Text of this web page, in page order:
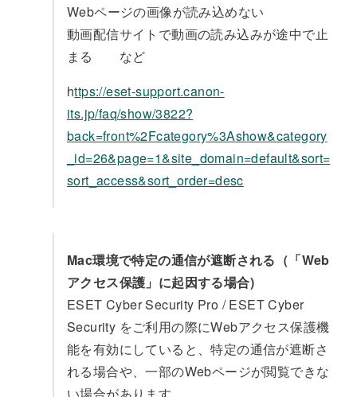
Webページの画像が読み込めない
動画配信サイトで動画の読み込みが途中で止
まる など
https://eset-support.canon-
its.jp/faq/show/3822?
back=front%2Fcategory%3Ashow&category
_id=26&page=1&site_domain=default&sort=
sort_access&sort_order=desc
Mac環境で特定の通信が遮断される（「Web
アクセス保護」に起因する場合)
ESET Cyber Security Pro / ESET Cyber
Security をご利用の際にWebアクセス保護機
能を有効にしていると、特定の通信が遮断さ
れる場合や、一部のWebページが閲覧できな